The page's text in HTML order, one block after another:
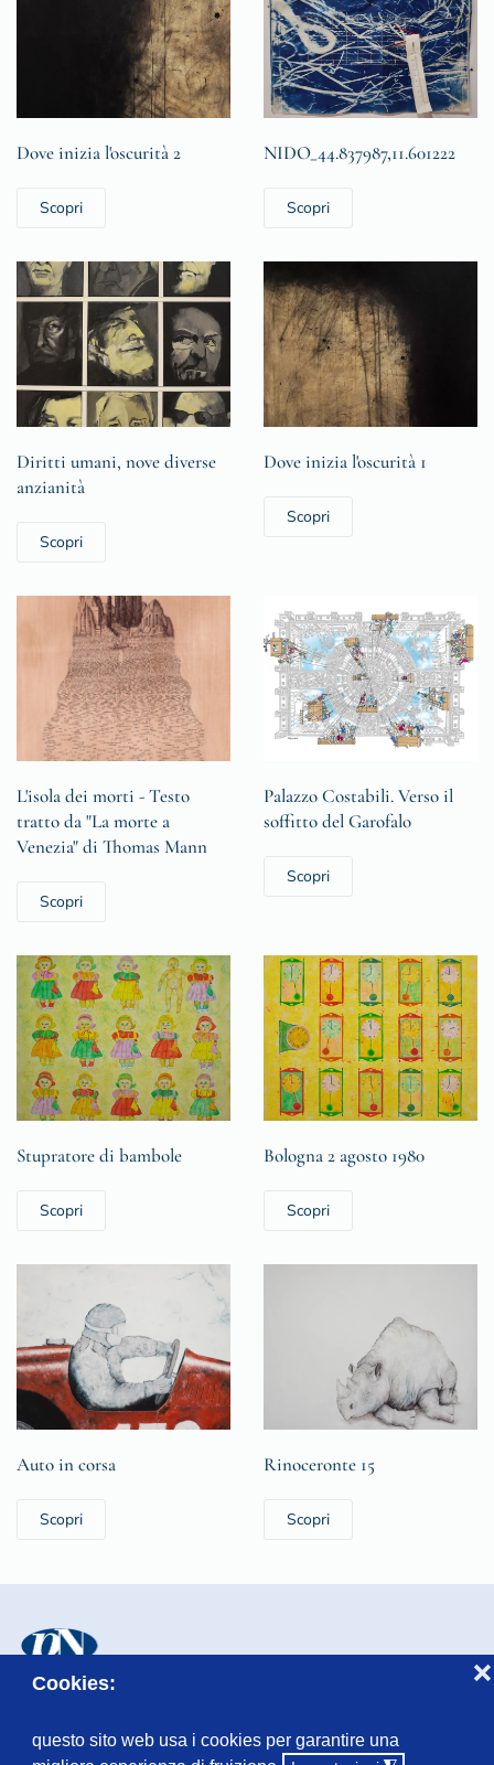
Cookies:
questo sito web usa i cookies per garantire una
❌
Dove inizia l'oscurità 2
Scopri
NIDO_44.837987,11.601222
Scopri
Diritti umani, nove diverse
anzianità
Scopri
Dove inizia l'oscurità 1
Scopri
L'isola dei morti - Testo
tratto da "La morte a
Venezia" di Thomas Mann
Scopri
Palazzo Costabili. Verso il
soffitto del Garofalo
Scopri
Stupratore di bambole
Scopri
Bologna 2 agosto 1980
Scopri
Auto in corsa
Scopri
Rinoceronte 15
Scopri
Ferrara